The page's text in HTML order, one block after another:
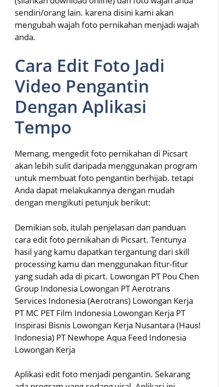
sendiri/orang lain. karena disini kami akan
mengubah wajah foto pernikahan menjadi wajah
anda.
Cara Edit Foto Jadi
Video Pengantin
Dengan Aplikasi
Tempo
Memang, mengedit foto pernikahan di Picsart
akan lebih sulit daripada menggunakan program
untuk membuat foto pengantin berhijab. tetapi
Anda dapat melakukannya dengan mudah
dengan mengikuti petunjuk berikut:
Demikian sob, itulah penjelasan dan panduan
cara edit foto pernikahan di Picsart. Tentunya
hasil yang kamu dapatkan tergantung dari skill
processing kamu dan menggunakan fitur-fitur
yang sudah ada di picart. Lowongan PT Pou Chen
Group Indonesia Lowongan PT Aerotrans
Services Indonesia (Aerotrans) Lowongan Kerja
PT MC PET Film Indonesia Lowongan Kerja PT
Inspirasi Bisnis Lowongan Kerja Nusantara (Haus!
Indonesia) PT Newhope Aqua Feed Indonesia
Lowongan Kerja
Aplikasi edit foto menjadi pengantin. Sekarang